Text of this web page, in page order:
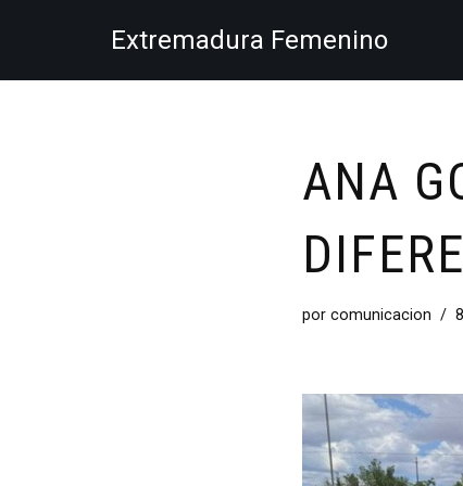
al
Extremadura Femenino
ANA
por comunicacion